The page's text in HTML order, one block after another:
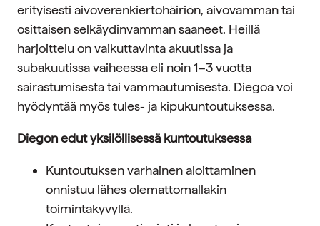
erityisesti aivoverenkiertohäiriön, aivovamman tai
osittaisen selkäydinvamman saaneet. Heillä
harjoittelu on vaikuttavinta akuutissa ja
subakuutissa vaiheessa eli noin 1–3 vuotta
sairastumisesta tai vammautumisesta. Diegoa voi
hyödyntää myös tules- ja kipukuntoutuksessa.
Diegon edut yksilöllisessä kuntoutuksessa
Kuntoutuksen varhainen aloittaminen
onnistuu lähes olemattomallakin
toimintakyvyllä.